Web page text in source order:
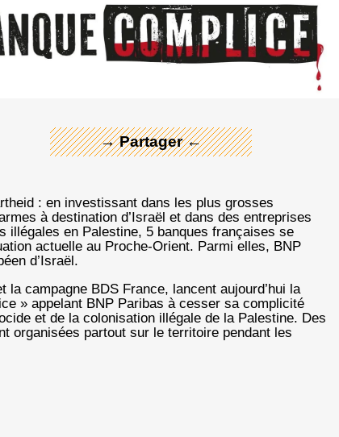
→ Partager ←
← Merci ! →
: en investissant dans les plus grosses
à destination d’Israël et dans des entreprises
illégales en Palestine, 5 banques françaises se
actuelle au Proche-Orient. Parmi elles, BNP
d’Israël.
la campagne BDS France, lancent aujourd’hui la
» appelant BNP Paribas à cesser sa complicité
et de la colonisation illégale de la Palestine. Des
organisées partout sur le territoire pendant les